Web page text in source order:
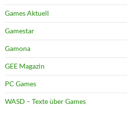
Games Aktuell
Gamestar
Gamona
GEE Magazin
PC Games
WASD – Texte über Games